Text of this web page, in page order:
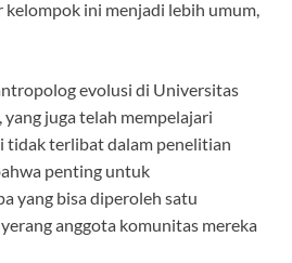
ini menjadi lebih umum,
evolusi di Universitas
juga telah mempelajari
tidak terlibat dalam penelitian
penting untuk
yang bisa diperoleh satu
anggota komunitas mereka